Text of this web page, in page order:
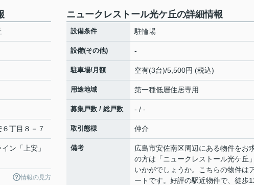
６丁目８－７
イン 「 上安 」
情報の見方
ニュークレストール光ケ丘の詳細情報
設備条件 駐輪場
設備(その他) -
駐車場/月額 空有(3台)/5,500円 (税込)
用途地域 第一種低層住居専用
募集戸数 / 総戸数 - / -
取引態様 仲介
備考
広島市安佐南区周辺にある物件をお
の方は「ニュークレストール光ケ丘
いかがでしょうか。こちらの物件は
ートです。好評の駅近物件で、徒歩